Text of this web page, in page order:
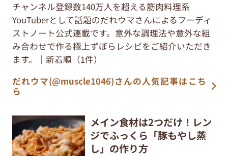
チャンネル登録数140万人を超える筋肉料理系
YouTuberとして話題のだれウマさんによるフーディ
ストノート公式連載です。意外な調理法や意外な組
み合わせで作る極上ずぼらレシピをご紹介いただき
ます。｜新着順（1件）
だれウマ(@muscle1046)さんの人気記事はこち
ら
メイン食材は2つだけ！レン
ジでふっくら「豚もやし蒸
し」の作り方